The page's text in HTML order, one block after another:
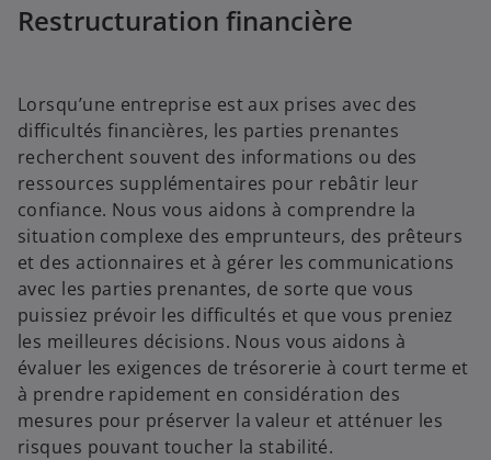
Restructuration financière
Lorsqu’une entreprise est aux prises avec des
difficultés financières, les parties prenantes
recherchent souvent des informations ou des
ressources supplémentaires pour rebâtir leur
confiance. Nous vous aidons à comprendre la
situation complexe des emprunteurs, des prêteurs
et des actionnaires et à gérer les communications
avec les parties prenantes, de sorte que vous
puissiez prévoir les difficultés et que vous preniez
les meilleures décisions. Nous vous aidons à
évaluer les exigences de trésorerie à court terme et
à prendre rapidement en considération des
mesures pour préserver la valeur et atténuer les
risques pouvant toucher la stabilité.